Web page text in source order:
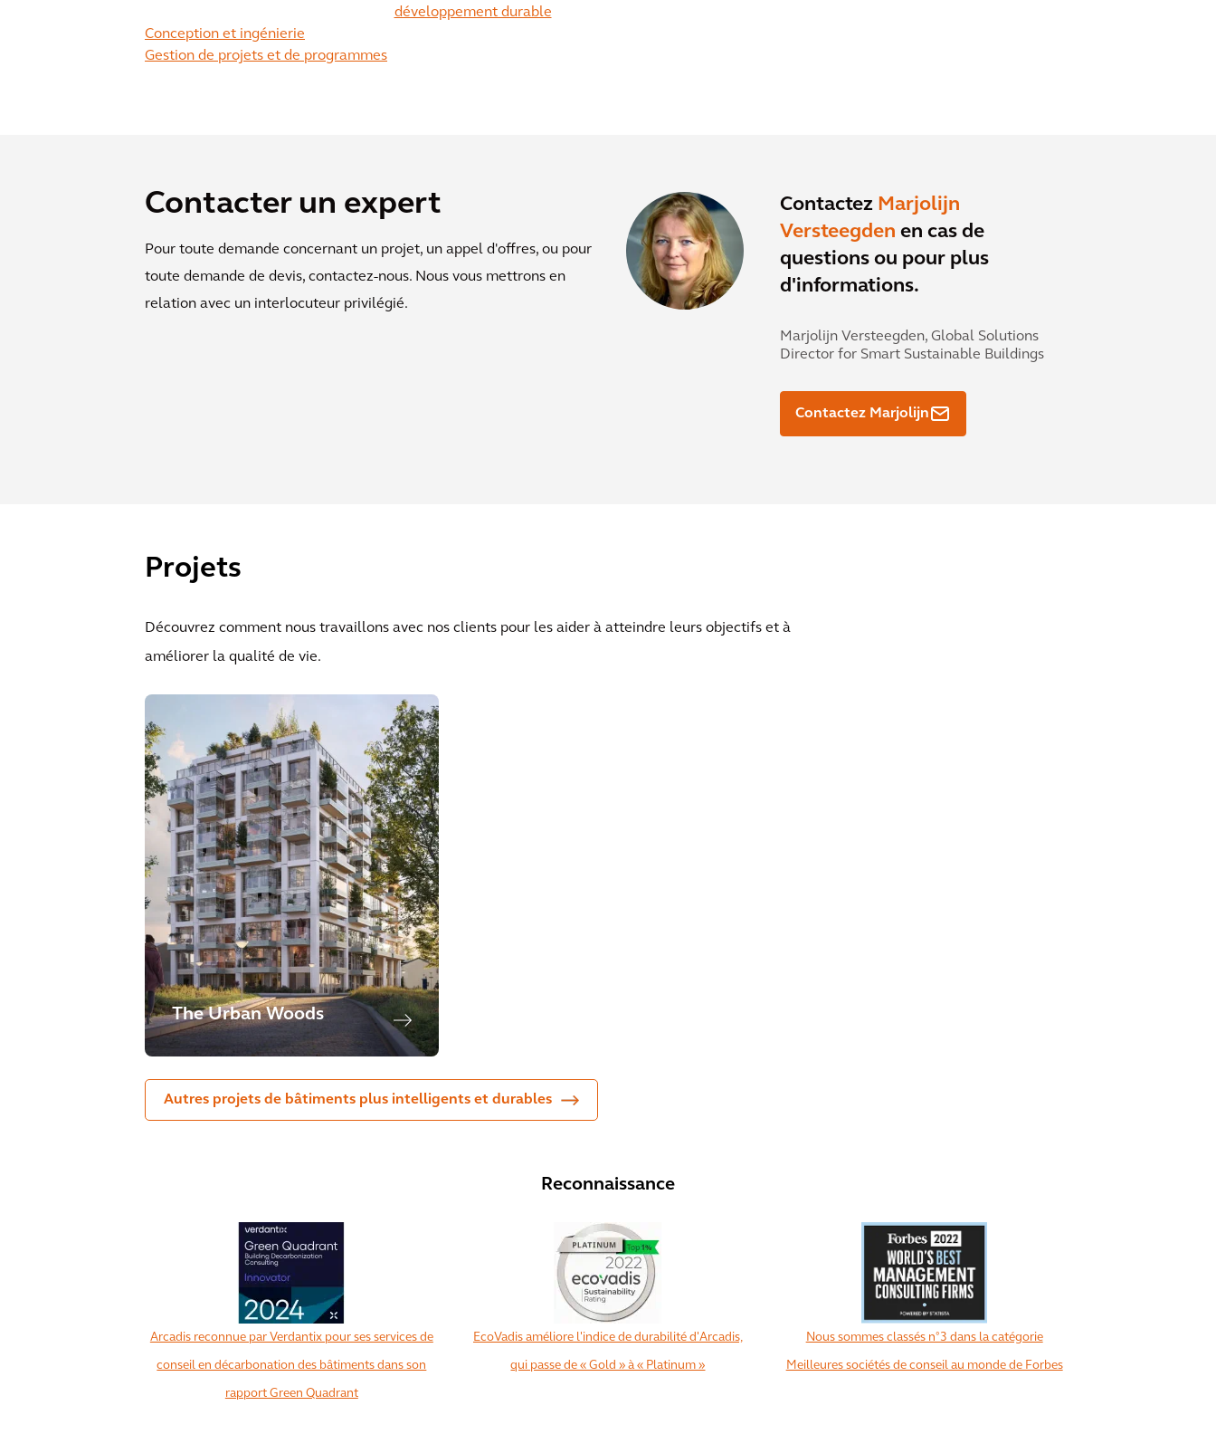
développement durable
Conception et ingénierie
Gestion de projets et de programmes
Contacter un expert
Pour toute demande concernant un projet, un appel d'offres, ou pour
toute demande de devis, contactez-nous. Nous vous mettrons en
relation avec un interlocuteur privilégié.
Contactez Marjolijn
Versteegden en cas de
questions ou pour plus
d'informations.
Marjolijn Versteegden, Global Solutions
Director for Smart Sustainable Buildings
Contactez Marjolijn
Projets
Découvrez comment nous travaillons avec nos clients pour les aider à atteindre leurs objectifs et à
améliorer la qualité de vie.
The Urban Woods
Autres projets de bâtiments plus intelligents et durables
Reconnaissance
Arcadis reconnue par Verdantix pour ses services de
conseil en décarbonation des bâtiments dans son
rapport Green Quadrant
EcoVadis améliore l'indice de durabilité d'Arcadis,
qui passe de « Gold » à « Platinum »
Nous sommes classés n°3 dans la catégorie
Meilleures sociétés de conseil au monde de Forbes